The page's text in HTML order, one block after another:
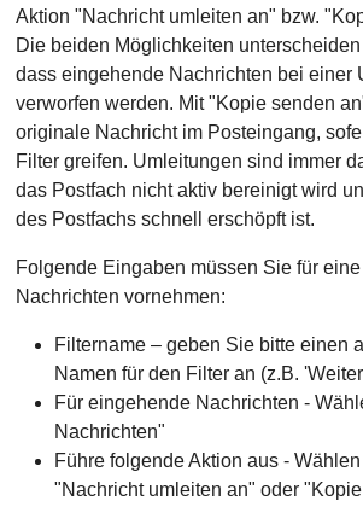
Aktion "Nachricht umleiten an" bzw.
Die beiden Möglichkeiten
dass eingehende Nachrichten bei einer
verworfen werden. Mit "Kopie senden
originale Nachricht im Posteingang,
Filter greifen. Umleitungen sind immer
das Postfach nicht aktiv bereinigt wird
des Postfachs schnell erschöpft ist.
Folgende Eingaben müssen Sie für
Nachrichten vornehmen:
Filtername – geben Sie bitte einen
Namen für den Filter an (z.B.
Für eingehende Nachrichten -
Nachrichten"
Führe folgende Aktion aus -
"Nachricht umleiten an" oder